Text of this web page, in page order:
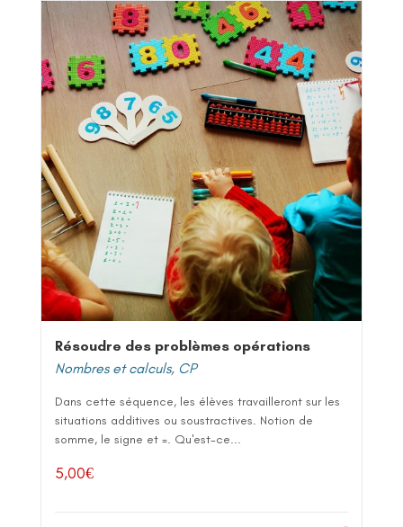
Résoudre des problèmes opérations
Nombres et calculs, CP
Dans cette séquence, les élèves travailleront sur les
situations additives ou soustractives. Notion de
somme, le signe et =. Qu'est-ce...
5,00€